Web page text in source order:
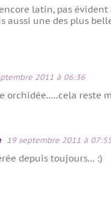
latin, pas
aussi une des plus
2011 à 06:36
orchidée.....cela reste
19 septembre 2011 à
depuis toujours... :)